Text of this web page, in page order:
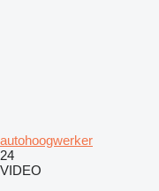
autohoogwerker
24
VIDEO